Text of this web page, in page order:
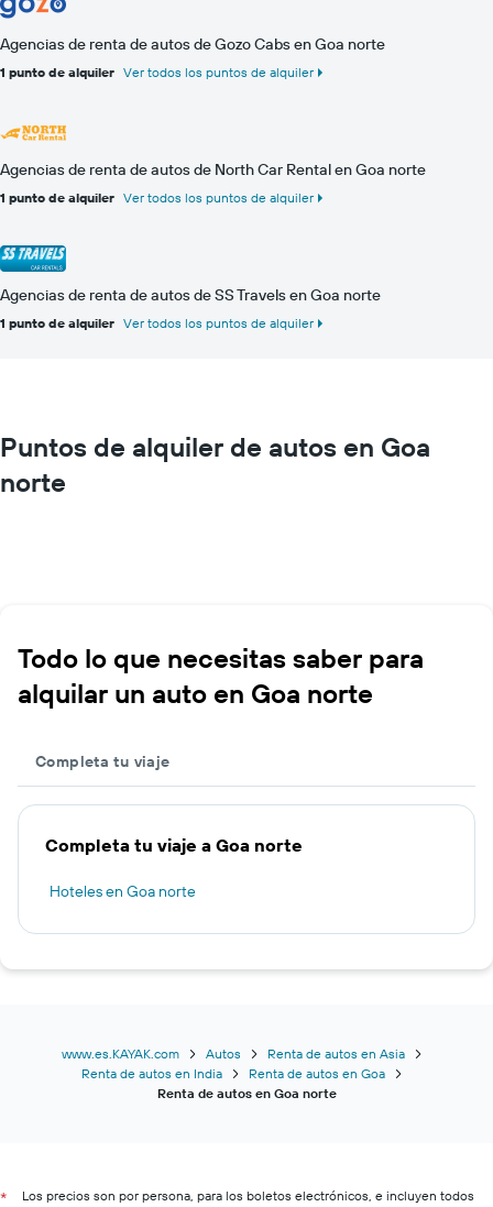
Agencias de renta de autos de Gozo Cabs en Goa norte
1 punto de alquiler Ver todos los puntos de alquiler
Agencias de renta de autos de North Car Rental en Goa norte
1 punto de alquiler Ver todos los puntos de alquiler
Agencias de renta de autos de SS Travels en Goa norte
1 punto de alquiler Ver todos los puntos de alquiler
Puntos de alquiler de autos en Goa
norte
Todo lo que necesitas saber para
alquilar un auto en Goa norte
Completa tu viaje
Completa tu viaje a Goa norte
Hoteles en Goa norte
www.es.KAYAK.com Autos
Renta de autos en Asia
Renta de autos en India
Renta de autos en Goa
Renta de autos en Goa norte
*
Los precios son por persona, para los boletos electrónicos, e incluyen todos